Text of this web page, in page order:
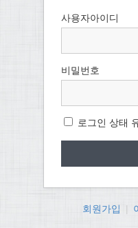
사용자아이디
비밀번호
로그인 상태
회원가입